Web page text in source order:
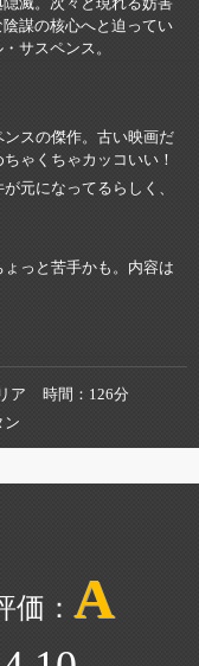
滅。次々と現れる妨害
謀の核心へと迫ってい
サスペンス。
スの傑作。古い映画だ
ゃくちゃカッコいい！
元になってるらしく、
っと苦手かも。内容は
ア 時間
126分
ン
A